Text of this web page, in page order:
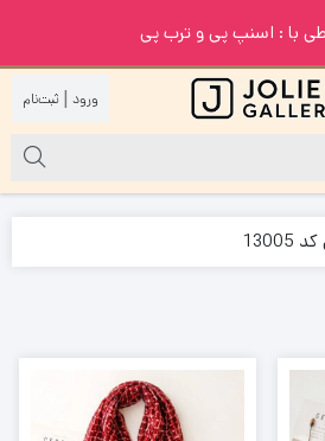
با : اسنپ پی و ترب پی
|